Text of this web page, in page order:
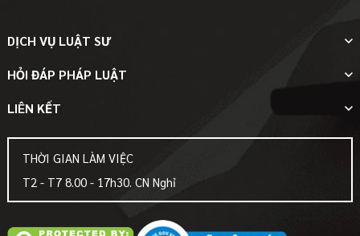
DỊCH VỤ LUẬT SƯ
HỎI ĐÁP PHÁP LUẬT
LIÊN KẾT
THỜI GIAN LÀM VIỆC
T2 - T7 8.00 - 17h30. CN Nghỉ